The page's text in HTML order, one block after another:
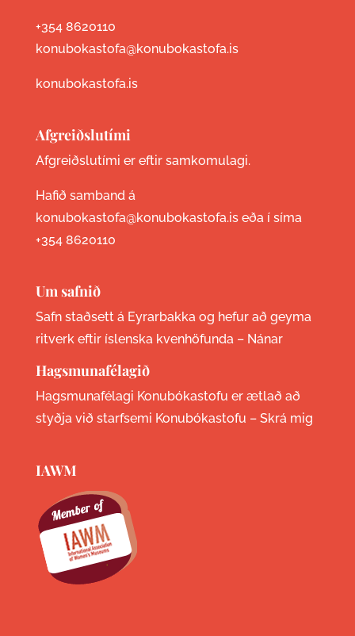
+354 8620110
konubokastofa@konubokastofa.is
konubokastofa.is
Afgreiðslutími
Afgreiðslutími er eftir samkomulagi.
Hafið samband á
konubokastofa@konubokastofa.is eða í síma
+354 8620110
Um safnið
Safn staðsett á Eyrarbakka og hefur að geyma
ritverk eftir íslenska kvenhöfunda – Nánar
Hagsmunafélagið
Hagsmunafélagi Konubókastofu er ætlað að
styðja við starfsemi Konubókastofu – Skrá mig
IAWM